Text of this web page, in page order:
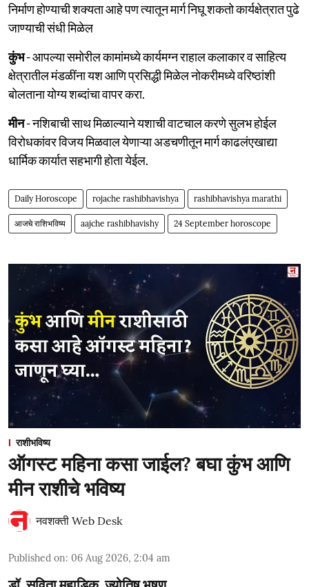
निर्माण होण्याची शक्यता आहे पण त्यातून मार्ग निघू शकतो कार्यक्षेत्रात पुढे
जाण्याची संधी मिळेल
कुंभ- आपल्या समोरील कामांमध्ये कार्यमग्न राहाल कलाकार व साहित्य
क्षेत्रातील मंडळींना यश आणि प्रसिद्धी मिळेल नोकरीमध्ये वरिष्ठांशी
बोलताना योग्य शब्दांचा वापर करा.
मीन- नशिबाची साथ मिळाल्याने यशाची वाटचाल करणे सुलभ होईल
विरोधकांवर विजय मिळवाल येणाऱ्या अडचणीतून मार्ग काढलंएखाद्या
धार्मिक कार्यात सहभागी होता येईल.
Daily Horoscope rojache rashibhavishya rashibhavishya marathi
आजचे राशिभविष्य aajche rashibhavishy 24 September horoscope
राशीभविष्य
ऑगस्ट महिना कसा जाईल? बघा कुंभ आणि
मीन राशीचे भविष्य
नवशक्ती Web Desk
Published on: 06 Aug 2026, 2:04 am